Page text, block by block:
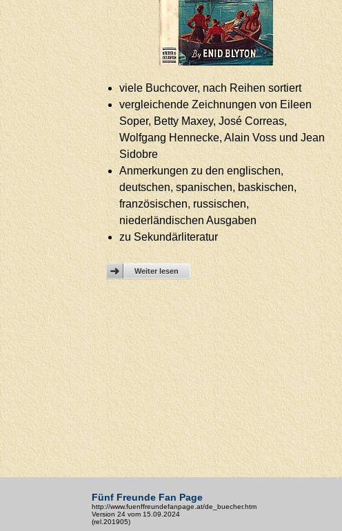
viele Buchcover, nach Reihen sortiert
vergleichende Zeichnungen von Eileen
Soper, Betty Maxey, José Correas,
Wolfgang Hennecke, Alain Voss und Jean
Sidobre
Anmerkungen zu den englischen,
deutschen, spanischen, baskischen,
französischen, russischen,
niederländischen Ausgaben
zu Sekundärliteratur
Weiter lesen
Fünf Freunde Fan Page
http://www.fuenffreundefanpage.at/de_buecher.htm
Version 24 vom 15.09.2024
(rel.201905)